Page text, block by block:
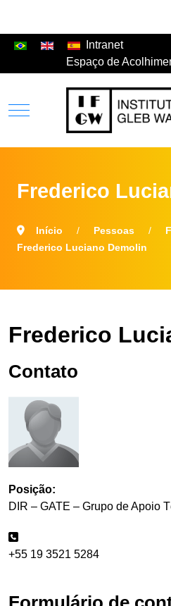
Intranet
Espaço de
Frederico
Início Pessoas
Frederico Luciano Demolin
Frederico
Contato
Posição:
DIR – GATE – Grupo de Apoio
+55 19 3521 5284